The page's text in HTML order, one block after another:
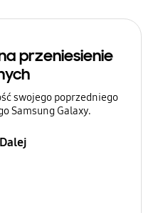
przeniesienie
swojego poprzedniego
Samsung Galaxy.